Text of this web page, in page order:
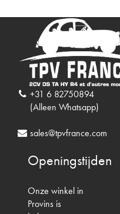
+31 6 82750894
(Alleen Whatsapp)
sales@tpvfrance.com
Openingstijden
Onze winkel in
Provins is